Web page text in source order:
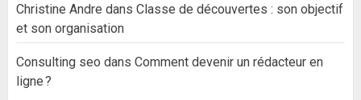
Christine Andre dans Classe de découvertes : son objectif
et son organisation
Consulting seo dans Comment devenir un rédacteur en
ligne ?